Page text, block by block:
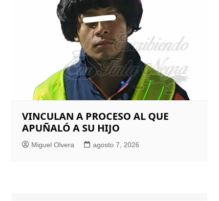
VINCULAN A PROCESO AL QUE
APUÑALÓ A SU HIJO
Miguel Olvera agosto 7, 2026